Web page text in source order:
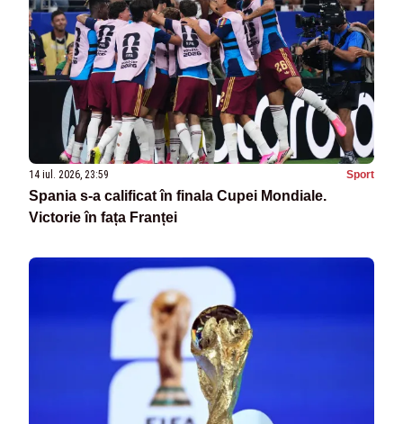
14 iul. 2026, 23:59 Sport
Spania s-a calificat în finala Cupei Mondiale.
Victorie în fața Franței